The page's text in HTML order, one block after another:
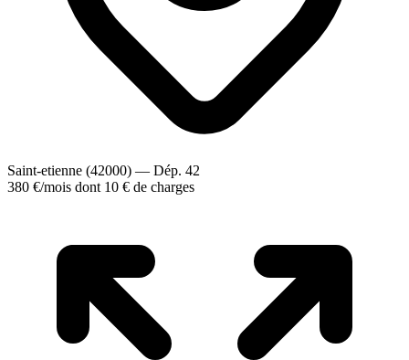
Saint-etienne (42000) — Dép. 42
380 €/mois dont 10 € de charges